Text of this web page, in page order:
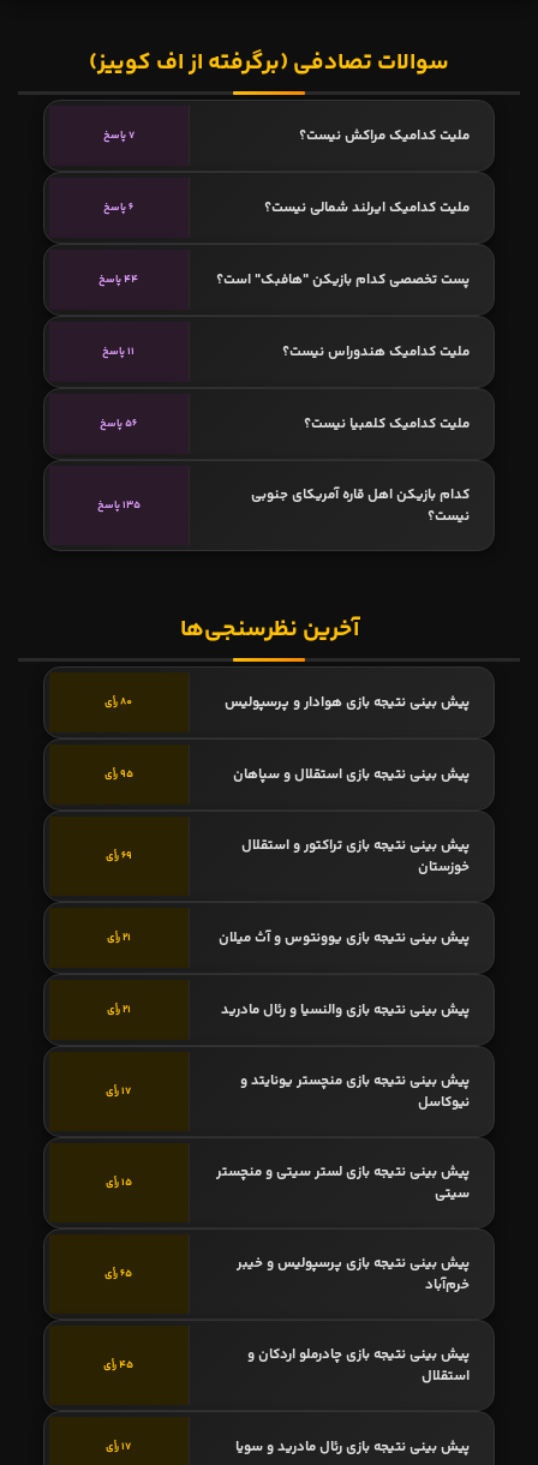
سوالات تصادفی (برگرفته از اف کوییز)
ملیت کدامیک مراکش نیست؟ 7 پاسخ
ملیت کدامیک ایرلند شمالی نیست؟ 6 پاسخ
پست تخصصی کدام بازیکن "هافبک" است؟ 44 پاسخ
ملیت کدامیک هندوراس نیست؟ 11 پاسخ
ملیت کدامیک کلمبیا نیست؟ 56 پاسخ
کدام بازیکن اهل قاره آمریکای جنوبی
نیست؟
135 پاسخ
آخرین نظرسنجی‌ها
پیش بینی نتیجه بازی هوادار و پرسپولیس 80 رأی
پیش بینی نتیجه بازی استقلال و سپاهان 95 رأی
پیش بینی نتیجه بازی تراکتور و استقلال
خوزستان
69 رأی
پیش بینی نتیجه بازی یوونتوس و آث میلان 21 رأی
پیش بینی نتیجه بازی والنسیا و رئال مادرید 21 رأی
پیش بینی نتیجه بازی منچستر یونایتد و
نیوکاسل
17 رأی
پیش بینی نتیجه بازی لستر سیتی و منچستر
سیتی
15 رأی
پیش بینی نتیجه بازی پرسپولیس و خیبر
خرم‌آباد
65 رأی
پیش بینی نتیجه بازی چادرملو اردکان و
استقلال
45 رأی
پیش بینی نتیجه بازی رئال مادرید و سویا 17 رأی